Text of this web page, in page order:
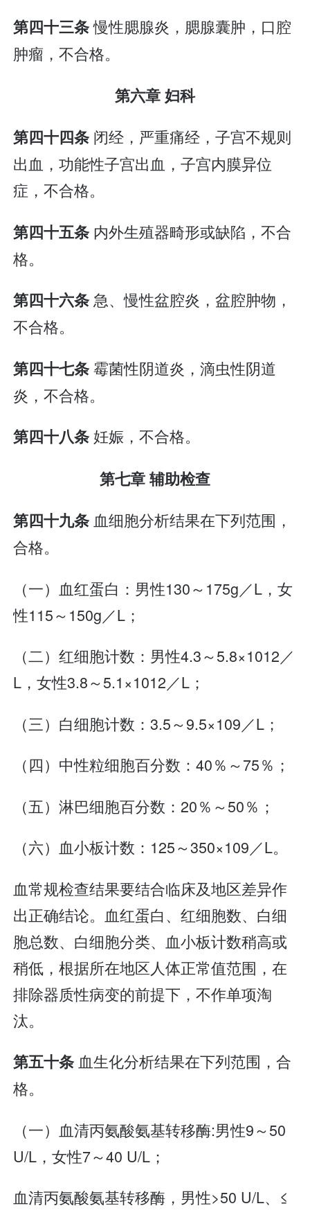
第四十三条慢性腮腺炎，腮腺囊肿，口腔
肿瘤，不合格。
第六章 妇科
第四十四条 闭经，严重痛经，子宫不规则
出血，功能性子宫出血，子宫内膜异位
症，不合格。
第四十五条 内外生殖器畸形或缺陷，不合
格。
第四十六条急、慢性盆腔炎，盆腔肿物，
不合格。
第四十七条霉菌性阴道炎，滴虫性阴道
炎，不合格。
第四十八条妊娠，不合格。
第七章 辅助检查
第四十九条血细胞分析结果在下列范围，
合格。
（一）血红蛋白：男性130～175g／L，女
性115～150g／L；
（二）红细胞计数：男性4.3～5.8×1012／
L，女性3.8～5.1×1012／L；
（三）白细胞计数：3.5～9.5×109／L；
（四）中性粒细胞百分数：40％～75％；
（五）淋巴细胞百分数：20％～50％；
（六）血小板计数：125～350×109／L。
血常规检查结果要结合临床及地区差异作
出正确结论。血红蛋白、红细胞数、白细
胞总数、白细胞分类、血小板计数稍高或
稍低，根据所在地区人体正常值范围，在
排除器质性病变的前提下，不作单项淘
汰。
第五十条血生化分析结果在下列范围，合
格。
（一）血清丙氨酸氨基转移酶:男性9～50
U/L，女性7～40 U/L；
血清丙氨酸氨基转移酶，男性>50 U/L、≤